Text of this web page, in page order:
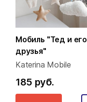
Мобиль "Тед и его
друзья"
Katerina Mobile
185 руб.